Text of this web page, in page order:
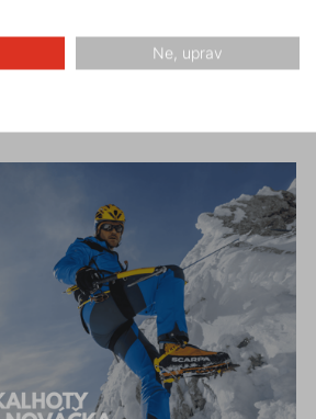
za hranice všedních dní
Ne, uprav